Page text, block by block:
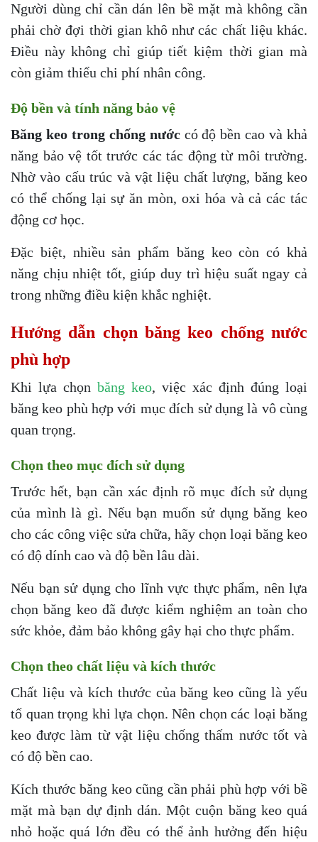
Người dùng chỉ cần dán lên bề mặt mà không cần
phải chờ đợi thời gian khô như các chất liệu khác.
Điều này không chỉ giúp tiết kiệm thời gian mà
còn giảm thiểu chi phí nhân công.
Độ bền và tính năng bảo vệ
Băng keo trong chống nướccó độ bền cao và khả
năng bảo vệ tốt trước các tác động từ môi trường.
Nhờ vào cấu trúc và vật liệu chất lượng, băng keo
có thể chống lại sự ăn mòn, oxi hóa và cả các tác
động cơ học.
Đặc biệt, nhiều sản phẩm băng keo còn có khả
năng chịu nhiệt tốt, giúp duy trì hiệu suất ngay cả
trong những điều kiện khắc nghiệt.
Hướng dẫn chọn băng keo chống nước
phù hợp
Khi lựa chọn băng keo, việc xác định đúng loại
băng keo phù hợp với mục đích sử dụng là vô cùng
quan trọng.
Chọn theo mục đích sử dụng
Trước hết, bạn cần xác định rõ mục đích sử dụng
của mình là gì. Nếu bạn muốn sử dụng băng keo
cho các công việc sửa chữa, hãy chọn loại băng keo
có độ dính cao và độ bền lâu dài.
Nếu bạn sử dụng cho lĩnh vực thực phẩm, nên lựa
chọn băng keo đã được kiểm nghiệm an toàn cho
sức khỏe, đảm bảo không gây hại cho thực phẩm.
Chọn theo chất liệu và kích thước
Chất liệu và kích thước của băng keo cũng là yếu
tố quan trọng khi lựa chọn. Nên chọn các loại băng
keo được làm từ vật liệu chống thấm nước tốt và
có độ bền cao.
Kích thước băng keo cũng cần phải phù hợp với bề
mặt mà bạn dự định dán. Một cuộn băng keo quá
nhỏ hoặc quá lớn đều có thể ảnh hưởng đến hiệu